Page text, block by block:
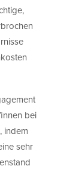
bei
indem
sehr